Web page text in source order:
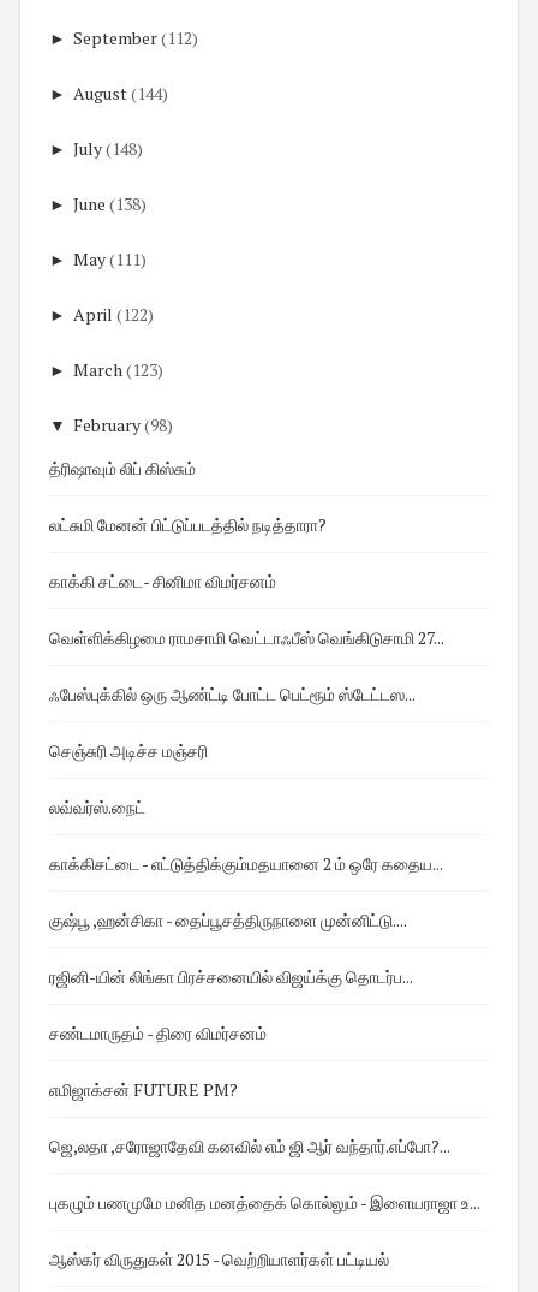
► September(112)
► August(144)
► July(148)
► June (138)
► May(111)
► April (122)
► March(123)
▼ February(98)
த்ரிஷாவும் லிப் கிஸ்சும்
லட்சுமி மேனன் பிட்டுப்படத்தில் நடித்தாரா?
காக்கி சட்டை- சினிமா விமர்சனம்
வெள்ளிக்கிழமை ராமசாமி வெட்டாஃபீஸ் வெங்கிடுசாமி 27...
ஃபேஸ்புக்கில் ஒரு ஆண்ட்டி போட்ட பெட்ரூம் ஸ்டேட்டஸ...
செஞ்சுரி அடிச்ச மஞ்சரி
லவ்வர்ஸ்.நைட்
காக்கிசட்டை - எட்டுத்திக்கும்மதயானை 2 ம் ஒரே கதைய...
குஷ்பூ ,ஹன்சிகா - தைப்பூசத்திருநாளை முன்னிட்டு....
ரஜினி-யின் லிங்கா பிரச்சனையில் விஜய்க்கு தொடர்ப...
சண்டமாருதம் - திரை விமர்சனம்
எமிஜாக்சன் FUTURE PM?
ஜெ,லதா ,சரோஜாதேவி கனவில் எம் ஜி ஆர் வந்தார்.எப்போ?...
புகழும் பணமுமே மனித மனத்தைக் கொல்லும் - இளையராஜா உ...
ஆஸ்கர் விருதுகள் 2015 - வெற்றியாளர்கள் பட்டியல்